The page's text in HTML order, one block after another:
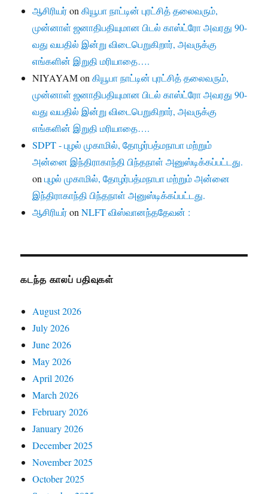
ஆசிரியர்onகியூபா நாட்டின் புரட்சித் தலைவரும்,
முன்னாள் ஜனாதிபதியுமான பிடல் காஸ்ட்ரோ அவரது 90-
வது வயதில் இன்று விடைபெறுகிறார், அவருக்கு
எங்களின் இறுதி மரியாதை….
NIYAYAMonகியூபா நாட்டின் புரட்சித் தலைவரும்,
முன்னாள் ஜனாதிபதியுமான பிடல் காஸ்ட்ரோ அவரது 90-
வது வயதில் இன்று விடைபெறுகிறார், அவருக்கு
எங்களின் இறுதி மரியாதை….
SDPT - புழல் முகாமில், தோழர்பத்மநாபா மற்றும்
அன்னை இந்திராகாந்தி பிந்தநாள் அனுஸ்டிக்கப்பட்டது.
onபுழல் முகாமில், தோழர்பத்மநாபா மற்றும் அன்னை
இந்திராகாந்தி பிந்தநாள் அனுஸ்டிக்கப்பட்டது.
ஆசிரியர்onNLFT விஸ்வானந்ததேவன் :
கடந்த காலப் பதிவுகள்
August 2026
July 2026
June 2026
May 2026
April 2026
March 2026
February 2026
January 2026
December 2025
November 2025
October 2025